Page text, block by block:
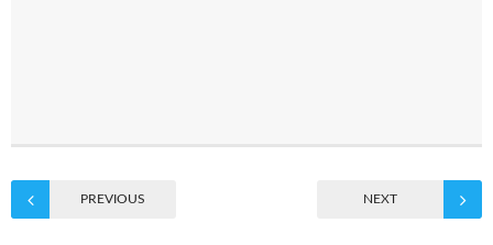
PREVIOUS NEXT